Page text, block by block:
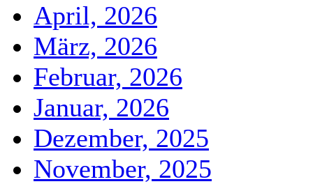
April, 2026
März, 2026
Februar, 2026
Januar, 2026
Dezember, 2025
November, 2025